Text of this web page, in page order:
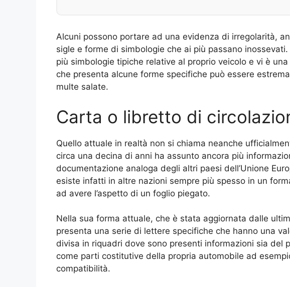
Alcuni possono portare ad una evidenza di irregolarità,
sigle e forme di simbologie che ai più passano
più simbologie tipiche relative al proprio veicolo e vi è
che presenta alcune forme specifiche può essere
multe salate.
Carta o libretto di
Quello attuale in realtà non si chiama neanche
circa una decina di anni ha assunto ancora più
documentazione analoga degli altri paesi dell’Unione
esiste infatti in altre nazioni sempre più spesso in un
ad avere l’aspetto di un foglio piegato.
Nella sua forma attuale, che è stata aggiornata dalle
presenta una serie di lettere specifiche che hanno una
divisa in riquadri dove sono presenti informazioni sia del
come parti costitutive della propria automobile ad
compatibilità.